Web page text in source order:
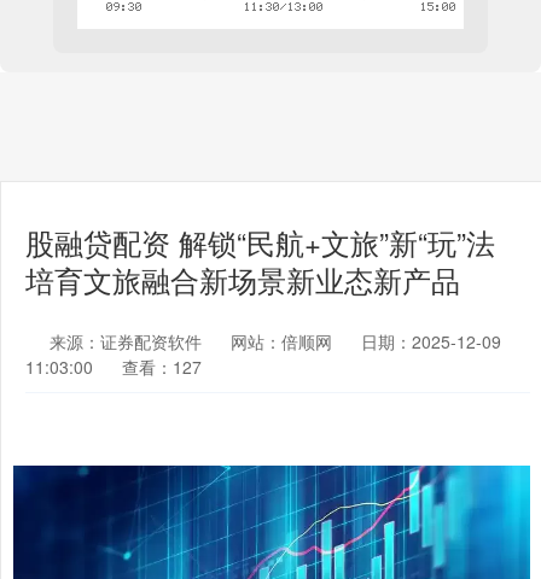
股融贷配资 解锁“民航+文旅”新“玩”法
培育文旅融合新场景新业态新产品
来源：证券配资软件 网站：倍顺网
日期：2025-12-09
11:03:00
查看：127